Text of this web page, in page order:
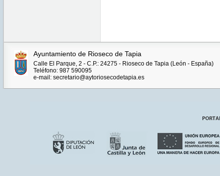
Ayuntamiento de Rioseco de Tapia
Calle El Parque, 2 - C.P.: 24275 - Rioseco de Tapia (León - España)
Teléfono: 987 590095
e-mail: secretario@aytoriosecodetapia.es